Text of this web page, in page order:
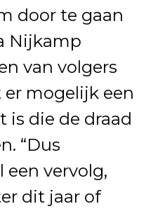
door te gaan
Nijkamp
van volgers
mogelijk een
is die de draad
“Dus
vervolg,
dit jaar of